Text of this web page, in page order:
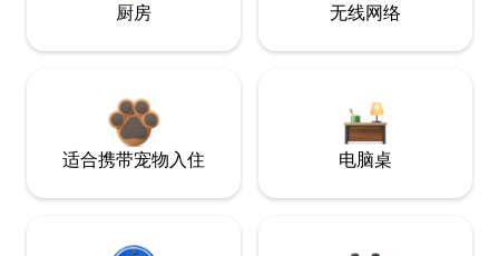
厨房 无线网络
适合携带宠物入住 电脑桌